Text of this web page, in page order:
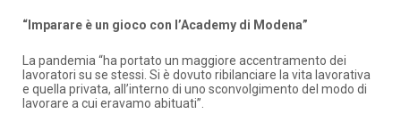
“Imparare è un gioco con l’Academy di Modena”
La pandemia “ha portato un maggiore accentramento dei
lavoratori su se stessi. Si è dovuto ribilanciare la vita lavorativa
e quella privata, all’interno di uno sconvolgimento del modo di
lavorare a cui eravamo abituati”.